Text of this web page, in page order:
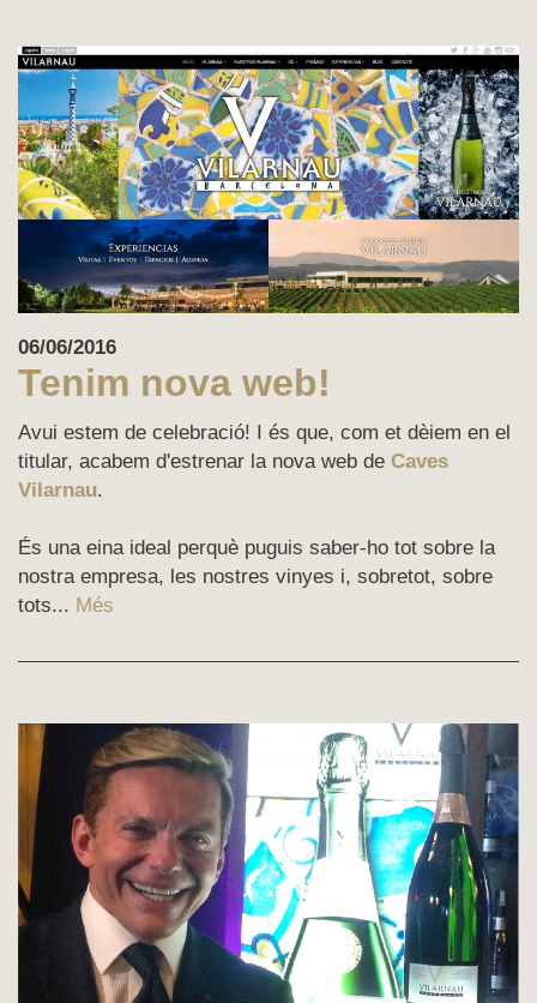
06/06/2016
Tenim nova web!
Avui estem de celebració! I és que, com et dèiem en el
titular, acabem d'estrenar la nova web de Caves
Vilarnau.
És una eina ideal perquè puguis saber-ho tot sobre la
nostra empresa, les nostres vinyes i, sobretot, sobre
tots... Més